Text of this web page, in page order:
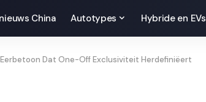
China Autotypes Hybride en EVs
Dat One-Off Exclusiviteit Herdefiniëert